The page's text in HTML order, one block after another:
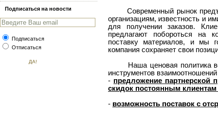
Подписаться на новости
Подписаться
Отписаться
Современный рынок
организациям, известность и
для получении заказов.
предлагают побороться на
поставку материалов, и мы
компания сохраняет свои
Наша ценовая политика
инструментов
- предложение партнерской
скидок постоянным клиентам
- возможность поставок с